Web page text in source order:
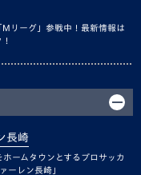
Mリーグ」参戦中！最新情報は
長崎
ームタウンとするプロサッカ
ーレン長崎」